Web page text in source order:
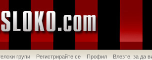
групи Регистрирайте се Профил Влезте, за да